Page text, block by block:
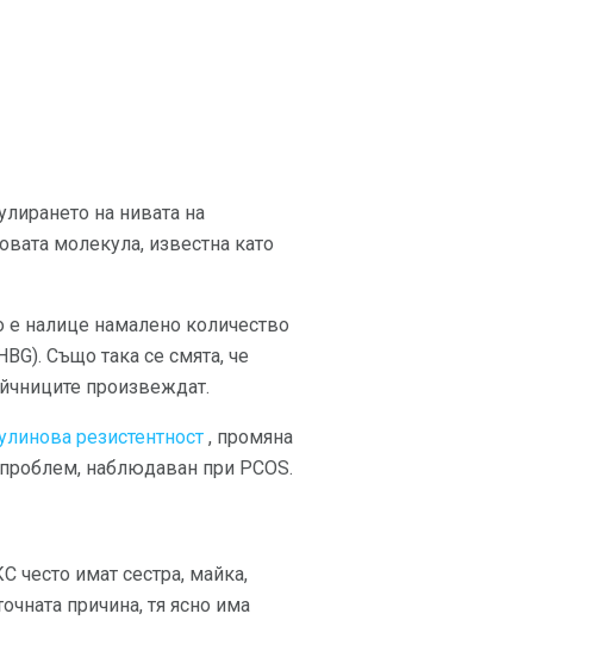
на нивата на
молекула, известна като
е налице намалено количество
Също така се смята, че
произвеждат.
резистентност , промяна
наблюдаван при PCOS.
често имат сестра, майка,
причина, тя ясно има